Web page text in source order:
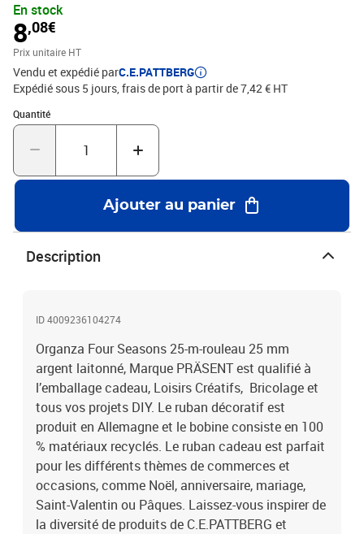
recyclés. Le ruban cadeau est parfait pour les différents thèmes de
commerces et occasions, comme Noël, anniversaire, mariage,
Saint-Valentin ou Pâques. Laissez-vous inspirer de la diversité de
produits de C.E.PATTBERG et constatez par vous-même les
nombreux avantages de la qualité fabriqué en Allemagne.
En stock
8,08€
Prix unitaire HT
Vendu et expédié parC.E.PATTBERG
Expédié sous 5 jours, frais de port à partir de 7,42 € HT
Quantité
Quantité : 1
Ajouter au panier
Description
ID 4009236104274
Organza Four Seasons 25-m-rouleau 25 mm
argent laitonné, Marque PRÄSENT est qualifié à
l’emballage cadeau, Loisirs Créatifs, Bricolage et
tous vos projets DIY. Le ruban décoratif est
produit en Allemagne et le bobine consiste en 100
% matériaux recyclés. Le ruban cadeau est parfait
pour les différents thèmes de commerces et
occasions, comme Noël, anniversaire, mariage,
Saint-Valentin ou Pâques. Laissez-vous inspirer de
la diversité de produits de C.E.PATTBERG et